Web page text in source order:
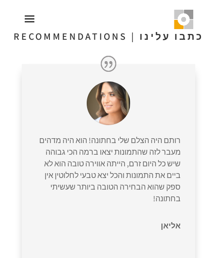
כתבו עלינו | RECOMMENDATIONS
רותם היה הצלם שלי בחתונה! הוא היה מדהים
מעבר לזה שהתמונות יצאו ברמה הכי גבוהה
שיש כל היום זרם, הייתה אווירה טובה הוא לא
ביים את התמונות והכל יצא טבעי לחלוטין אין
ספק שהוא הבחירה הטובה ביותר שעשיתי
בחתונה!
אליאן